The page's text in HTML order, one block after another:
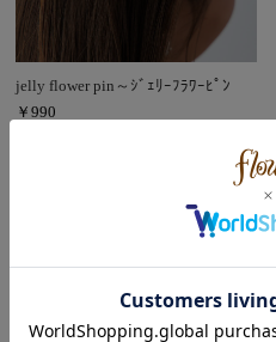
jelly flower pin～ｼﾞｪﾘｰﾌﾗﾜｰﾋﾟﾝ
￥990